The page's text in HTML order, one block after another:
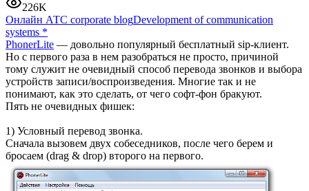
226K
Онлайн АТС corporate blogDevelopment of communication
systems *
PhonerLite — довольно популярный бесплатный sip-клиент.
Но с первого раза в нем разобраться не просто, причиной
тому служит не очевидный способ перевода звонков и выбора
устройств записи/воспроизведения. Многие так и не
понимают, как это сделать, от чего софт-фон бракуют.
Пять не очевидных фишек:
1) Условный перевод звонка.
Сначала вызовем двух собеседников, после чего берем и
бросаем (drag & drop) второго на первого.